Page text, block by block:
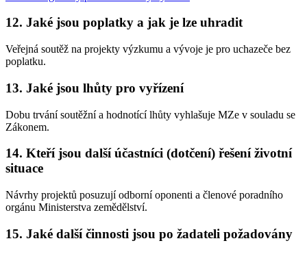
12. Jaké jsou poplatky a jak je lze uhradit
Veřejná soutěž na projekty výzkumu a vývoje je pro uchazeče bez
poplatku.
13. Jaké jsou lhůty pro vyřízení
Dobu trvání soutěžní a hodnotící lhůty vyhlašuje MZe v souladu se
Zákonem.
14. Kteří jsou další účastníci (dotčení) řešení životní
situace
Návrhy projektů posuzují odborní oponenti a členové poradního
orgánu Ministerstva zemědělství.
15. Jaké další činnosti jsou po žadateli požadovány